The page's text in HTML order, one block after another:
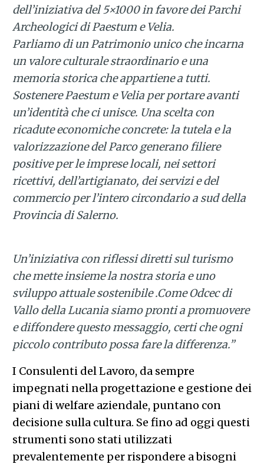
dell’iniziativa del 5×1000 in favore dei Parchi
Archeologici di Paestum e Velia.
Parliamo di un Patrimonio unico che incarna
un valore culturale straordinario e una
memoria storica che appartiene a tutti.
Sostenere Paestum e Velia per portare avanti
un’identità che ci unisce. Una scelta con
ricadute economiche concrete: la tutela e la
valorizzazione del Parco generano filiere
positive per le imprese locali, nei settori
ricettivi, dell’artigianato, dei servizi e del
commercio per l’intero circondario a sud della
Provincia di Salerno.
Un’iniziativa con riflessi diretti sul turismo
che mette insieme la nostra storia e uno
sviluppo attuale sostenibile .Come Odcec di
Vallo della Lucania siamo pronti a promuovere
e diffondere questo messaggio, certi che ogni
piccolo contributo possa fare la differenza.”
I Consulenti del Lavoro, da sempre
impegnati nella progettazione e gestione dei
piani di welfare aziendale, puntano con
decisione sulla cultura. Se fino ad oggi questi
strumenti sono stati utilizzati
prevalentemente per rispondere a bisogni